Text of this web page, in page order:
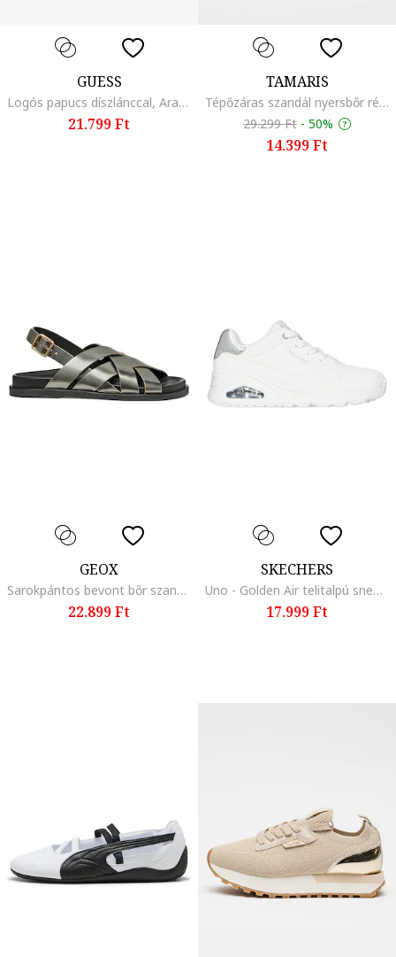
GUESS
Logós papucs díszlánccal, Aranyszín/Világosbarna
21.799 Ft
TAMARIS
Tépőzáras szandál nyersbőr részletekkel, Pezsgőbézs
29.299 Ft - 50%
14.399 Ft
GEOX
Sarokpántos bevont bőr szandál, Sötétzöld
22.899 Ft
SKECHERS
Uno - Golden Air telitalpú sneaker, Fehér/Ezüstszín
17.999 Ft